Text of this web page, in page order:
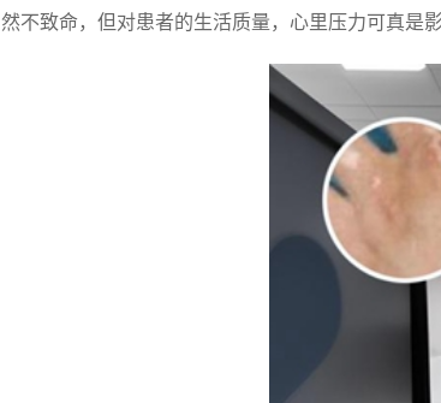
然不致命，但对患者的生活质量，心里压力可真是